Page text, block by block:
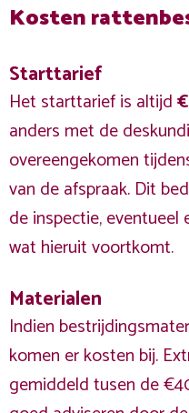
Kosten
Starttarief
Het starttarief is altijd
anders met de
overeengekomen
van de afspraak. Dit
de inspectie,
wat hieruit voortkomt.
Materialen
Indien
komen er kosten bij.
gemiddeld tusen de